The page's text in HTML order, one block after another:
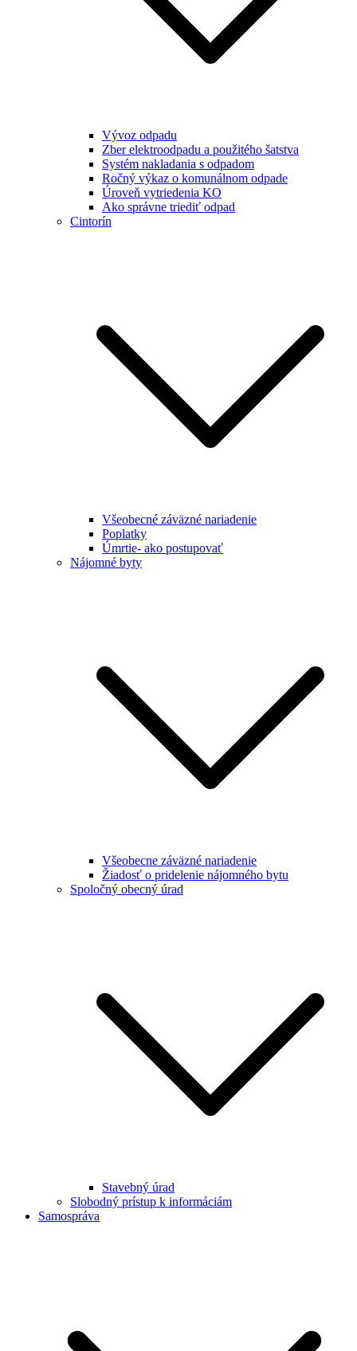
Vývoz odpadu
Zber elektroodpadu a použitého šatstva
Systém nakladania s odpadom
Ročný výkaz o komunálnom odpade
Úroveň vytriedenia KO
Ako správne triediť odpad
Cintorín
Všeobecné záväzné nariadenie
Poplatky
Úmrtie- ako postupovať
Nájomné byty
Všeobecne záväzné nariadenie
Žiadosť o pridelenie nájomného bytu
Spoločný obecný úrad
Stavebný úrad
Slobodný prístup k informáciám
Samospráva